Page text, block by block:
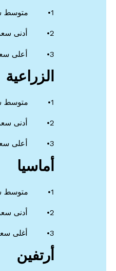
1• متوسط سعر الوحدة التي تبلغ مساحتها 100 متر مربع 170 ألف ليرة
2• أدنى سعر: 142 ألف ليرة
3• أعلى سعر: 237.000 ليرة
الزراعية
1• متوسط سعر الوحدة التي تبلغ مساحتها 100 متر مربع 89 ألف ليرة
2• أدنى سعر: 66 ألف ليرة
3• أعلى سعر: 11000
أماسيا
1• متوسط سعر الوحدة 100 متر مربع 149 ألف ليرة
2• أدنى سعر: 111.000 ليرة
3• أغلى سعر: 187 ألف ليرة
أرتفين